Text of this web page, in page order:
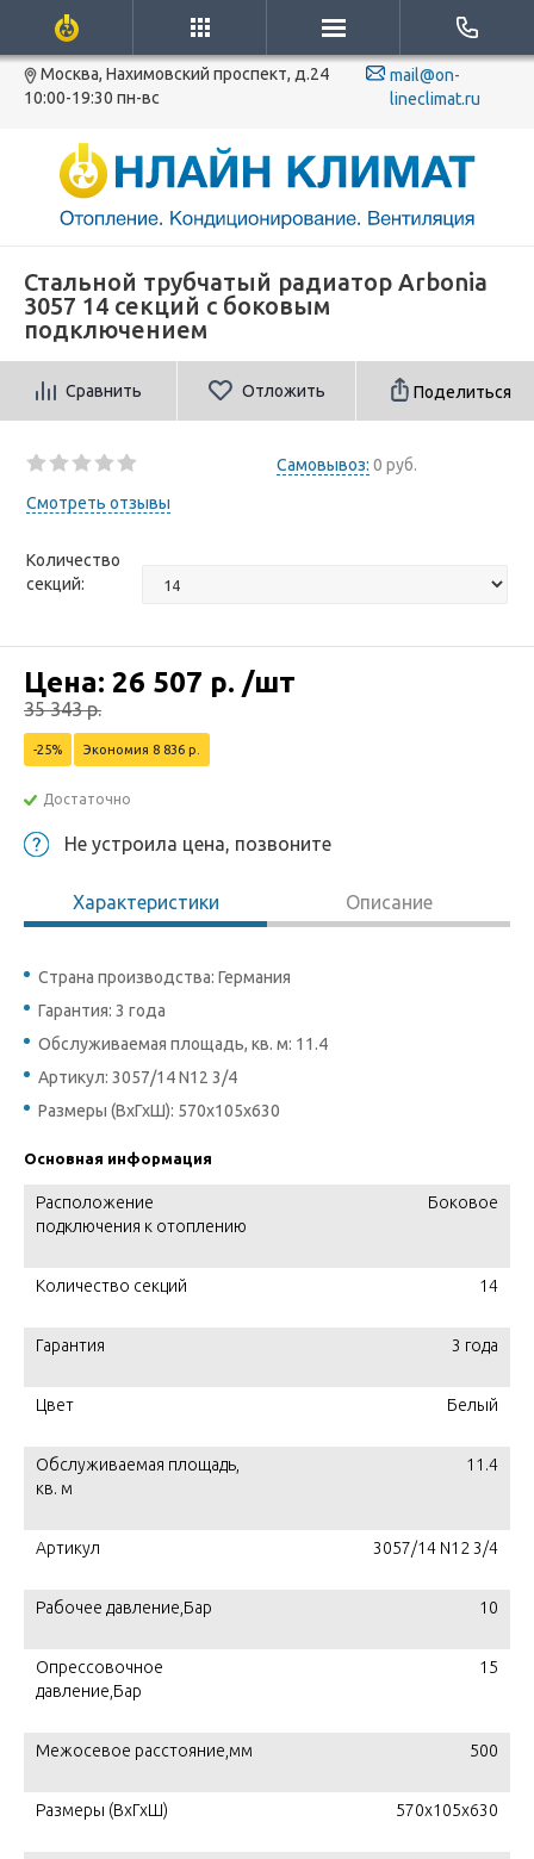
Москва, Нахимовский проспект, д.24
10:00-19:30 пн-вс
mail@on-
lineclimat.ru
Стальной трубчатый радиатор Arbonia
3057 14 секций с боковым
подключением
Сравнить Отложить Поделиться
Самовывоз: 0 руб.
Смотреть отзывы
Количество
секций:
Цена: 26 507 р. /шт
35 343р.
-25% Экономия 8 836 р.
Достаточно
Не устроила цена, позвоните
Характеристики Описание
Страна производства: Германия
Гарантия: 3 года
Обслуживаемая площадь, кв. м: 11.4
Артикул: 3057/14 N12 3/4
Размеры (ВхГхШ): 570х105х630
Основная информация
Расположение
подключения к отоплению
Боковое
Количество секций 14
Гарантия 3 года
Цвет Белый
Обслуживаемая площадь,
кв. м
11.4
Артикул 3057/14 N12 3/4
Рабочее давление,Бар 10
Опрессовочное
давление,Бар
15
Межосевое расстояние,мм 500
Размеры (ВхГхШ) 570х105х630